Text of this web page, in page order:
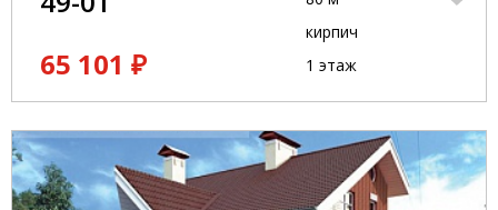
65 101 ₽
кирпич
1 этаж